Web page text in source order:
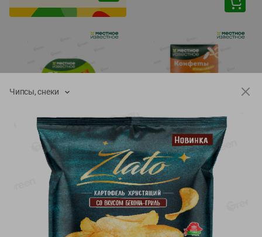
6.89 руб./шт
Яйца перепелиные
копченые Молодецкие
Местное известное 20 шт
упак Солигорска п/ф
20шт в уп
-20%
4.99
3.99 руб./шт
Конфеты фруктово-
ягодные Местное
известное яблоко-тыква
Хоба
60г
Чипсы, снеки